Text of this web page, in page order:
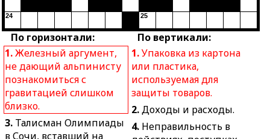
По горизонтали:
1.Железный аргумент,
не дающий альпинисту
познакомиться с
гравитацией слишком
близко.
3. Талисман Олимпиады
в Сочи, вставший на
По вертикали:
1.Упаковка из картона
или пластика,
используемая для
защиты товаров.
2.Доходы и расходы.
4. Неправильность в
24 25